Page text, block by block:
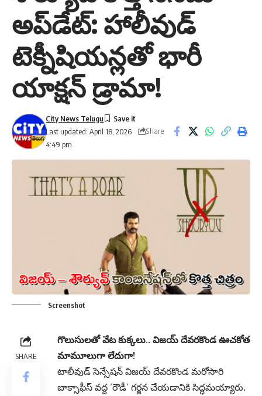
అప్‌డేట్: హాలీవుడ్
టెక్నీషియన్లతో భారీ
యాక్షన్ డ్రామా!
Last updated: April 18, 2026
4:49 pm
City News Telugu
Share
Screenshot
SHARE
గొలుసులతో వేట కుక్కలు.. విజయ్ దేవరకొండ ఊచకోత
మామూలుగా లేదుగా!
టాలీవుడ్ సెన్సేషన్ విజయ్ దేవరకొండ మరోసారి
బాక్సాఫీస్ వద్ద ‘రౌడీ’ గర్జన చేయడానికి సిద్ధమయ్యారు.